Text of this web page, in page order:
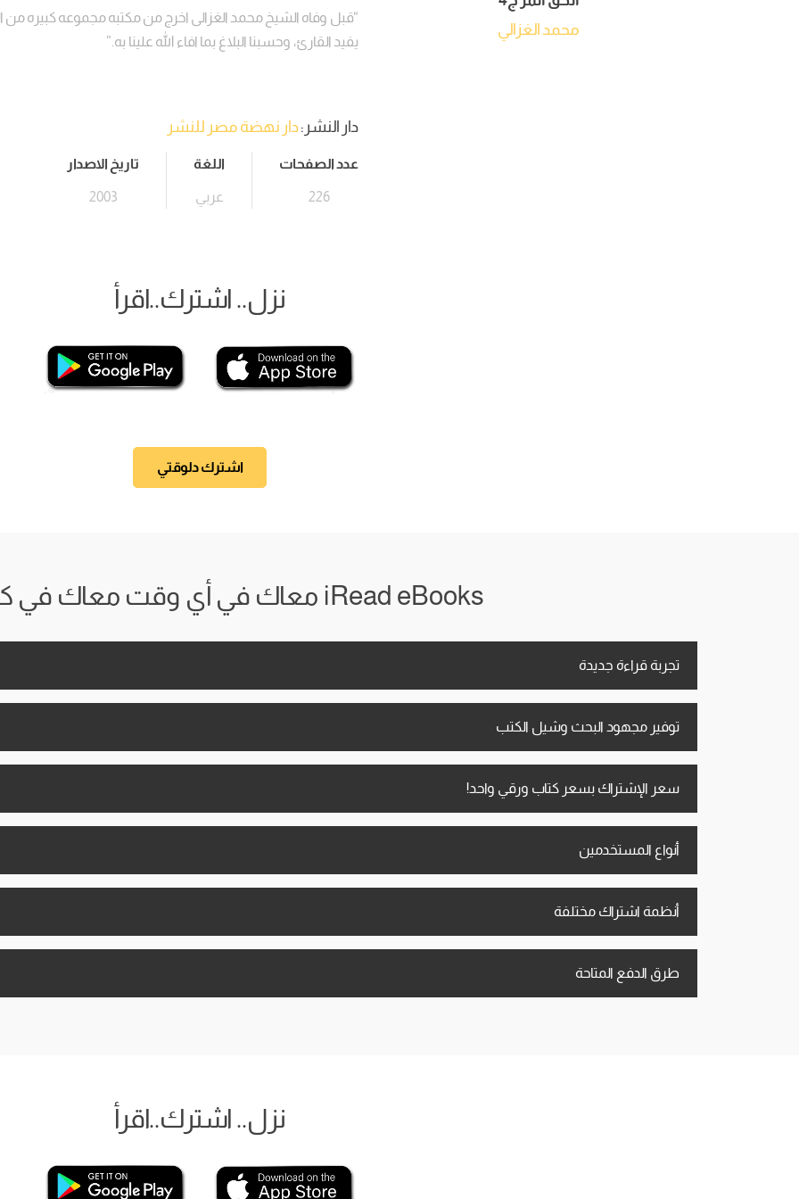
محمد الغزالي
“قبل وفاه الشيخ محمد الغزالى اخرج من مكتبه مجموعه كبيره
يفيد القارئ، وحسبنا البلاغ بما افاء الله علينا به.”
دار النشر:دار نهضة مصر للنشر
عدد الصفحات
226
اللغة
عربي
تاريخ الاصدار
2003
نزل.. اشترك..اقرأ
اشترك دلوقتي
iRead eBooks معاك في أي وقت معاك في كل مكان
تجربة قراءة جديدة
توفير مجهود البحث وشيل الكتب
سعر الإشتراك بسعر كتاب ورقي واحد!
أنواع المستخدمين
أنظمة اشتراك مختلفة
طرق الدفع المتاحة
نزل.. اشترك..اقرأ